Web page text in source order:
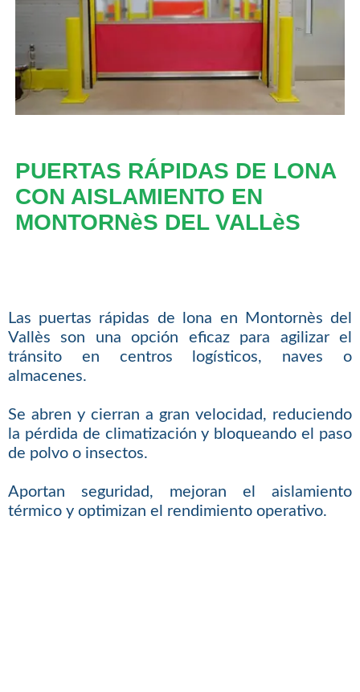
PUERTAS RÁPIDAS DE LONA
CON AISLAMIENTO EN
MONTORNèS DEL VALLèS
Las puertas rápidas de lona en Montornès del
Vallès son una opción eficaz para agilizar el
tránsito en centros logísticos, naves o
almacenes.
Se abren y cierran a gran velocidad, reduciendo
la pérdida de climatización y bloqueando el paso
de polvo o insectos.
Aportan seguridad, mejoran el aislamiento
térmico y optimizan el rendimiento operativo.